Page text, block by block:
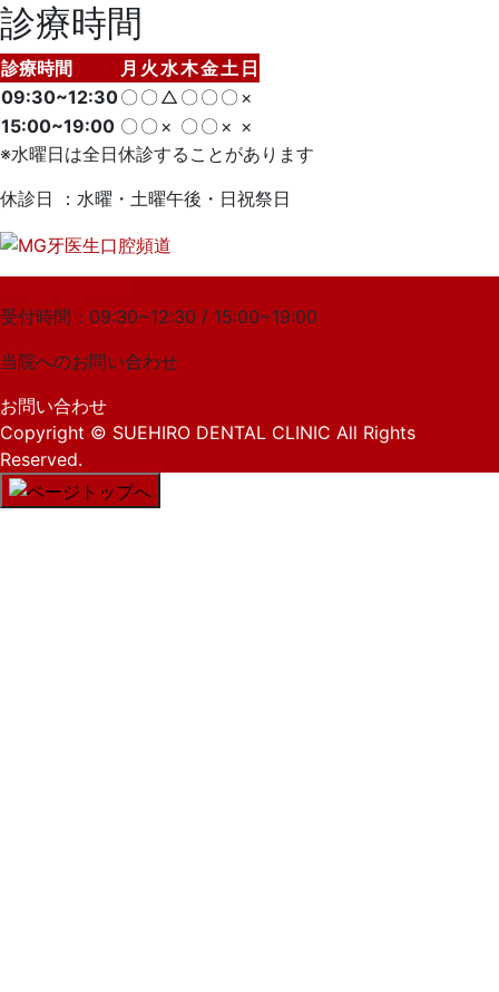
診療時間
診療時間 月 火水木金土 日
09:30~12:30〇 〇 △ 〇 〇 〇 ×
15:00~19:00 〇 〇 × 〇 〇 × ×
※水曜日は全日休診することがあります
休診日 ：水曜・土曜午後・日祝祭日
受付時間：09:30~12:30 / 15:00~19:00
当院へのお問い合わせ
お問い合わせ
Copyright © SUEHIRO DENTAL CLINIC All Rights
Reserved.